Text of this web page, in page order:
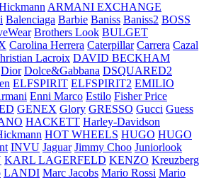
ARMANI EXCHANGE
Balenciaga Barbie Baniss Baniss2 BOSS
Brothers Look BULGET
Carolina Herrera Caterpillar Carrera Cazal
Lacroix DAVID BECKHAM
Dior Dolce&Gabbana DSQUARED2
ELFSPIRIT ELFSPIRIT2 EMILIO
Enni Marco Estilo Fisher Price
GENEX Glory GRESSO Gucci Guess
HACKETT Harley-Davidson
HOT WHEELS HUGO HUGO
INVU Jaguar Jimmy Choo Juniorlook
KARL LAGERFELD KENZO Kreuzberg
LANDI Marc Jacobs Mario Rossi Mario